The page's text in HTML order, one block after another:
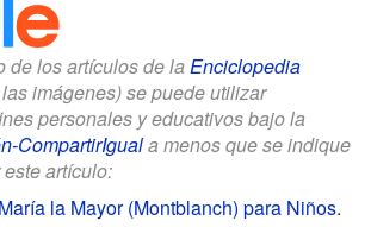
de los artículos de la Enciclopedia
imágenes) se puede utilizar
personales y educativos bajo la
CompartirIguala menos que se indique
artículo:
la Mayor (Montblanch) para Niños.